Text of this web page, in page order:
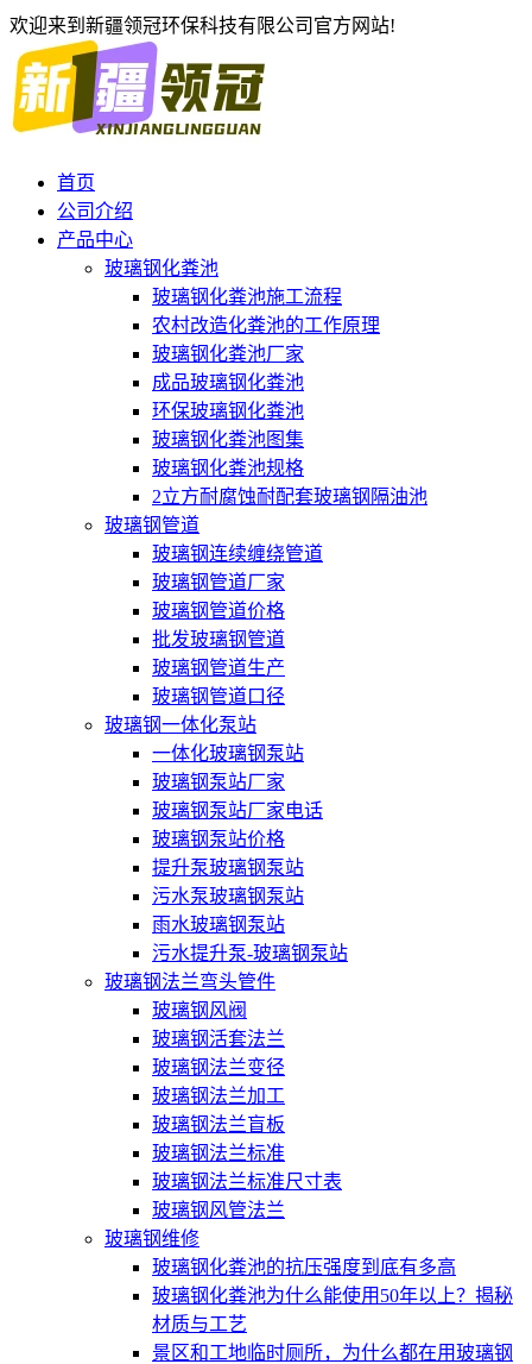
欢迎来到新疆领冠环保科技有限公司官方网站!
首页
公司介绍
产品中心
玻璃钢化粪池
玻璃钢化粪池施工流程
农村改造化粪池的工作原理
玻璃钢化粪池厂家
成品玻璃钢化粪池
环保玻璃钢化粪池
玻璃钢化粪池图集
玻璃钢化粪池规格
2立方耐腐蚀耐配套玻璃钢隔油池
玻璃钢管道
玻璃钢连续缠绕管道
玻璃钢管道厂家
玻璃钢管道价格
批发玻璃钢管道
玻璃钢管道生产
玻璃钢管道口径
玻璃钢一体化泵站
一体化玻璃钢泵站
玻璃钢泵站厂家
玻璃钢泵站厂家电话
玻璃钢泵站价格
提升泵玻璃钢泵站
污水泵玻璃钢泵站
雨水玻璃钢泵站
污水提升泵-玻璃钢泵站
玻璃钢法兰弯头管件
玻璃钢风阀
玻璃钢活套法兰
玻璃钢法兰变径
玻璃钢法兰加工
玻璃钢法兰盲板
玻璃钢法兰标准
玻璃钢法兰标准尺寸表
玻璃钢风管法兰
玻璃钢维修
玻璃钢化粪池的抗压强度到底有多高
玻璃钢化粪池为什么能使用50年以上？揭秘
材质与工艺
景区和工地临时厕所，为什么都在用玻璃钢